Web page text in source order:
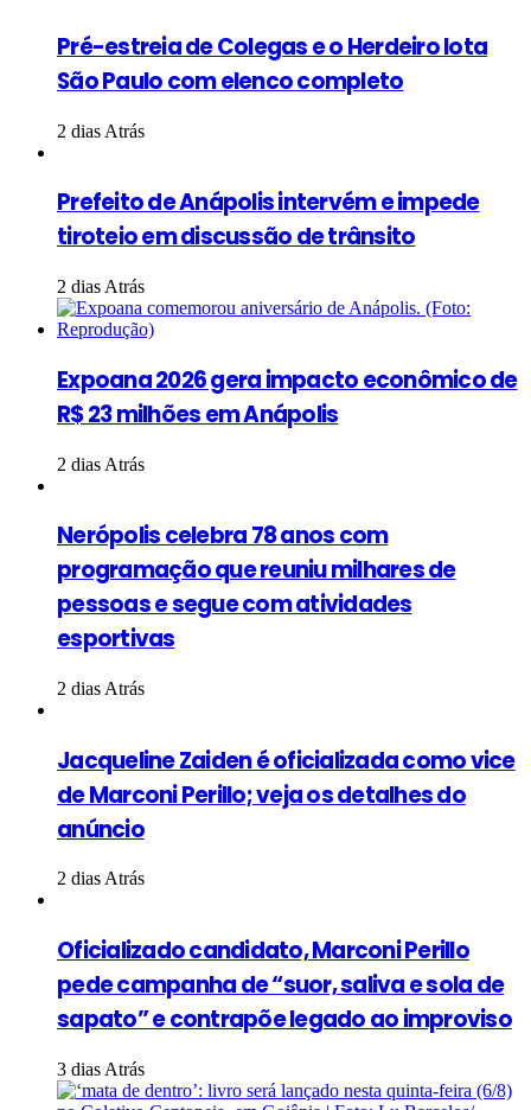
Pré-estreia de Colegas e o Herdeiro lota
São Paulo com elenco completo
2 dias Atrás
Prefeito de Anápolis intervém e impede
tiroteio em discussão de trânsito
2 dias Atrás
Expoana 2026 gera impacto econômico de
R$ 23 milhões em Anápolis
2 dias Atrás
Nerópolis celebra 78 anos com
programação que reuniu milhares de
pessoas e segue com atividades
esportivas
2 dias Atrás
Jacqueline Zaiden é oficializada como vice
de Marconi Perillo; veja os detalhes do
anúncio
2 dias Atrás
Oficializado candidato, Marconi Perillo
pede campanha de “suor, saliva e sola de
sapato” e contrapõe legado ao improviso
3 dias Atrás